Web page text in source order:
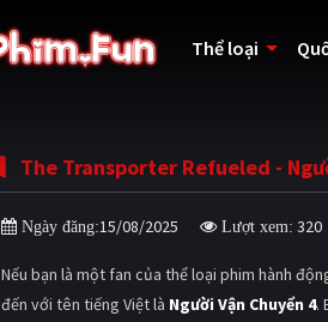
Thể loại
The Transporter Refueled -
Ngày đăng:15/08/2025 Lượt xem: 320
Nếu bạn là một fan của thể loại phim hành
đến với tên tiếng Việt là Người Vận Chuyển 4.